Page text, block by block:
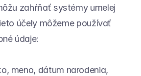
zahŕňať systémy umelej
účely môžeme používať
údaje:
meno, dátum narodenia,